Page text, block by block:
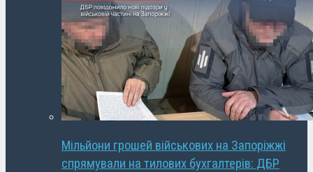
Мільйони грошей військових на Запоріжжі
спрямували на тилових бухгалтерів: ДБР